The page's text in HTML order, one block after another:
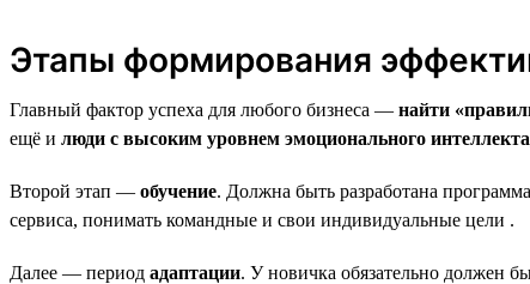
Этапы формирования
Главный фактор успеха для любого бизнеса — найти
ещё и люди с высоким уровнем эмоционального
Второй этап — обучение. Должна быть разработана
сервиса, понимать командные и свои индивидуальные цели .
Далее — период адаптации. У новичка обязательно должен